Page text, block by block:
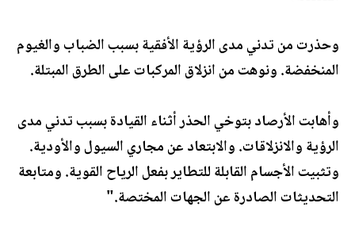
وحذرت من تدني مدى الرؤية الأفقية بسبب الضباب والغيوم
المنخفضة. ونوهت من انزلاق المركبات على الطرق المبتلة.
وأهابت الأرصاد بتوخي الحذر أثناء القيادة بسبب تدني مدى
الرؤية والانزلاقات. والابتعاد عن مجاري السيول والأودية.
وتثبيت الأجسام القابلة للتطاير بفعل الرياح القوية. ومتابعة
التحديثات الصادرة عن الجهات المختصة."